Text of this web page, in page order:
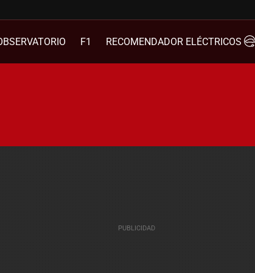
F1 RECOMENDADOR ELÉCTRICOS